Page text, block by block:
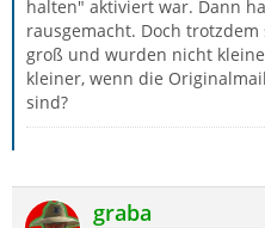
halten" aktiviert war. Dann
rausgemacht. Doch
groß und wurden nicht
kleiner, wenn die
sind?
graba